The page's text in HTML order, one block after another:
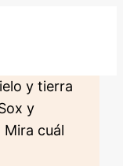
y tierra
y
cuál